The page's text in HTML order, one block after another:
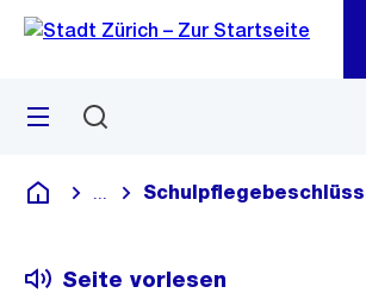
Navigation
Sprunglink
Menü
Deutsch
Blende alle Breadcrumbs ein
Seite vorlesen